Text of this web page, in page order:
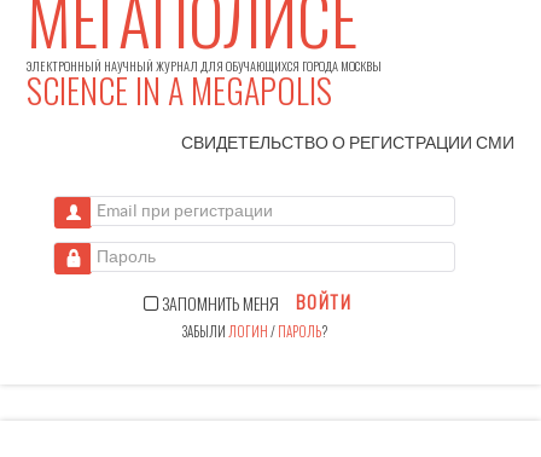
ЭЛЕКТРОННЫЙ НАУЧНЫЙ ЖУРНАЛ ДЛЯ ОБУЧАЮЩИХСЯ ГОРОДА МОСКВЫ
SCIENCE IN A MEGAPOLIS
СВИДЕТЕЛЬСТВО О РЕГИСТРАЦИИСМИ
Email при регистрации
Пароль
ЗАПОМНИТЬ МЕНЯ ВОЙТИ
ЗАБЫЛИ ЛОГИН/ПАРОЛЬ?